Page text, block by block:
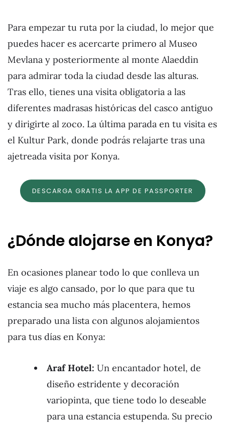
Para empezar tu ruta por la ciudad, lo mejor que
puedes hacer es acercarte primero al Museo
Mevlana y posteriormente al monte Alaeddin
para admirar toda la ciudad desde las alturas.
Tras ello, tienes una visita obligatoria a las
diferentes madrasas históricas del casco antiguo
y dirigirte al zoco. La última parada en tu visita es
el Kultur Park, donde podrás relajarte tras una
ajetreada visita por Konya.
DESCARGA GRATIS LA APP DE PASSPORTER
¿Dónde alojarse en Konya?
En ocasiones planear todo lo que conlleva un
viaje es algo cansado, por lo que para que tu
estancia sea mucho más placentera, hemos
preparado una lista con algunos alojamientos
para tus días en Konya:
Araf Hotel: Un encantador hotel, de
diseño estridente y decoración
variopinta, que tiene todo lo deseable
para una estancia estupenda. Su precio